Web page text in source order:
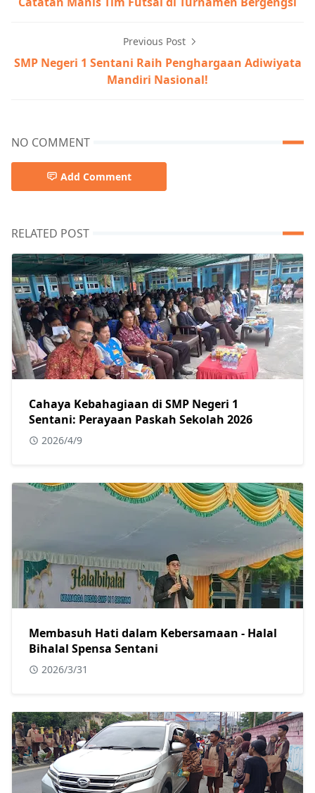
Previous Post
SMP Negeri 1 Sentani Raih Penghargaan Adiwiyata
Mandiri Nasional!
NO COMMENT
Add Comment
RELATED POST
Cahaya Kebahagiaan di SMP Negeri 1
Sentani: Perayaan Paskah Sekolah 2026
2026/4/9
Membasuh Hati dalam Kebersamaan - Halal
Bihalal Spensa Sentani
2026/3/31